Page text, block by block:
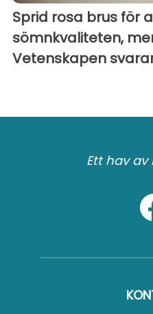
Sprid rosa brus för
sömnkvaliteten,
Vetenskapen
Ett hav av